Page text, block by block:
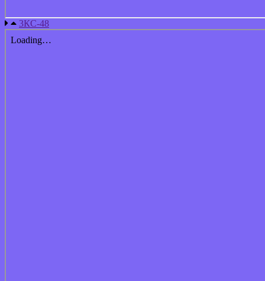
3КС-48